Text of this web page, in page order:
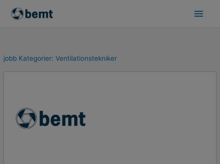
Main
jobb Kategorier:Ventilationstekniker